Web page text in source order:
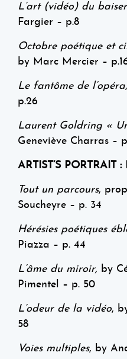
L’art (vidéo) du
Fargier – p.8
Octobre poétique et
by Marc Mercier –
Le fantôme de l’opéra
p.26
Laurent Goldring «
Geneviève Charras –
ARTIST’S
Tout un parcours,
Soucheyre – p. 34
Hérésies poétiques
Piazza – p. 44
L’âme du miroir, by
Pimentel – p. 50
L’odeur de la vidéo,
58
Voies multiples, by